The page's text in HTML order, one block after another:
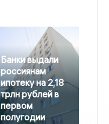
Банки выдали
россиянам
ипотеку на 2,18
трлн рублей в
первом
полугодии